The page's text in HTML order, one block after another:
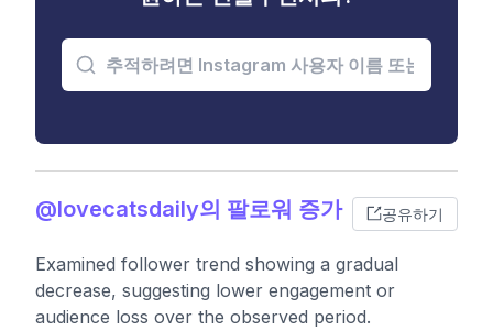
@lovecatsdaily의 팔로워 증가 공유하기
Examined follower trend showing a gradual
decrease, suggesting lower engagement or
audience loss over the observed period.